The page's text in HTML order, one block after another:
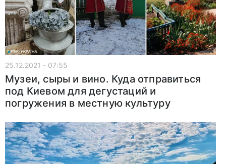
25.12.2021 - 07:55
Музеи, сыры и вино. Куда отправиться
под Киевом для дегустаций и
погружения в местную культуру